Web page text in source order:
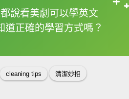
說看美劇可以學英文
道正確的學習方式嗎？
框選或點兩下字幕可以直
cleaning tips 清潔妙招